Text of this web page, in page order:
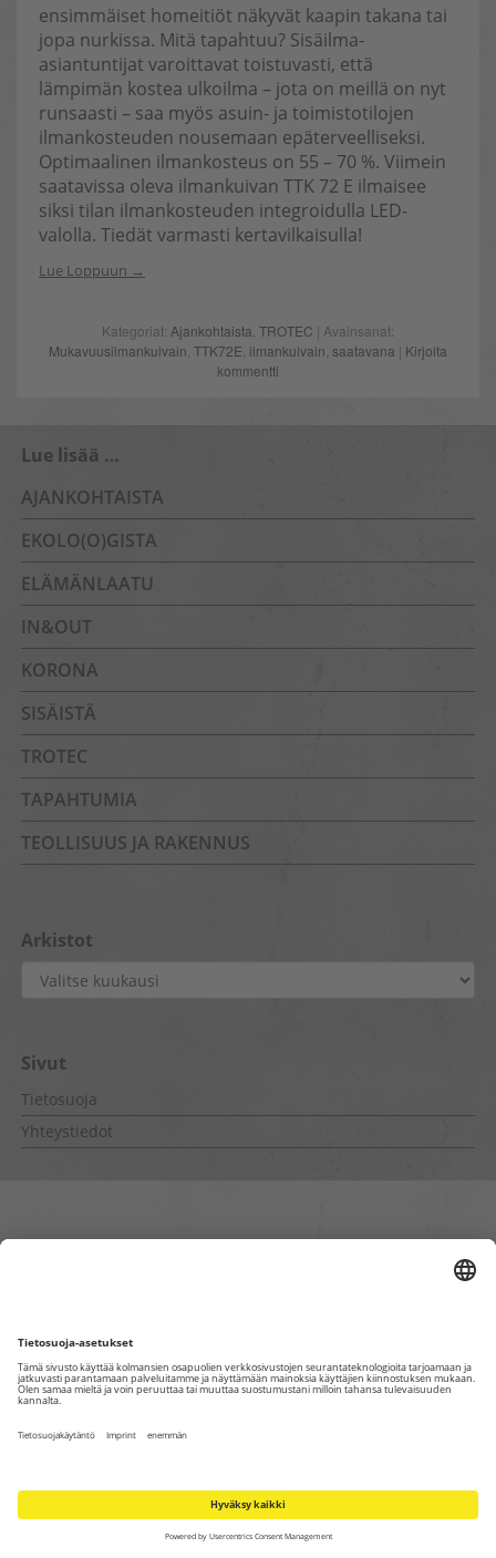
ensimmäiset homeitiöt näkyvät kaapin takana tai
jopa nurkissa. Mitä tapahtuu? Sisäilma-
asiantuntijat varoittavat toistuvasti, että
lämpimän kostea ulkoilma – jota on meillä on nyt
runsaasti – saa myös asuin- ja toimistotilojen
ilmankosteuden nousemaan epäterveelliseksi.
Optimaalinen ilmankosteus on 55 – 70 %. Viimein
saatavissa oleva ilmankuivan TTK 72 E ilmaisee
siksi tilan ilmankosteuden integroidulla LED-
valolla. Tiedät varmasti kertavilkaisulla!
Lue Loppuun
Kategoriat: Ajankohtaista TROTEC | Avainsanat:
Mukavuusilmankuivain TTK72E ilmankuivain saatavana | Kirjoita
kommentti
Lue lisää …
AJANKOHTAISTA
EKOLO(O)GISTA
ELÄMÄNLAATU
IN&OUT
KORONA
SISÄISTÄ
TROTEC
TAPAHTUMIA
TEOLLISUUS JA RAKENNUS
Arkistot
Arkistot
Sivut
Tietosuoja
Yhteystiedot
Sisäiset sivut
Tietosuoja